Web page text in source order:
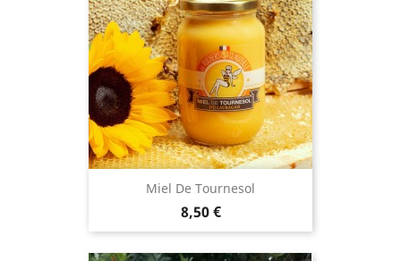
Miel De Tournesol
Prix
8,50 €